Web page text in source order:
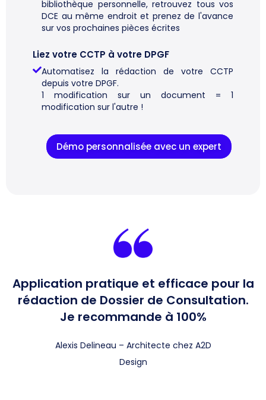
bibliothèque personnelle, retrouvez tous vos
DCE au même endroit et prenez de l'avance
sur vos prochaines pièces écrites
Liez votre CCTP à votre DPGF
Automatisez la rédaction de votre CCTP
depuis votre DPGF.
1 modification sur un document = 1
modification sur l'autre !
Démo personnalisée avec un expert
Application pratique et efficace pour la
rédaction de Dossier de Consultation.
Je recommande à 100%
Alexis Delineau – Architecte chez A2D
Design